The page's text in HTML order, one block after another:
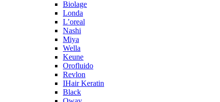
Biolage
Londa
L’oreal
Nashi
Miya
Wella
Keune
Orofluido
Revlon
IHair Keratin
Black